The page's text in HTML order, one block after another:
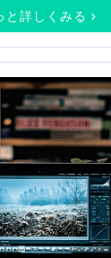
と詳しくみる